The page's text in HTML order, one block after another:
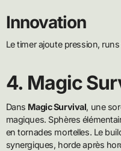
Innovation
Le timer ajoute pression,
4. Magic
Dans Magic Survival, une
magiques. Sphères
en tornades mortelles. Le
synergiques, horde après